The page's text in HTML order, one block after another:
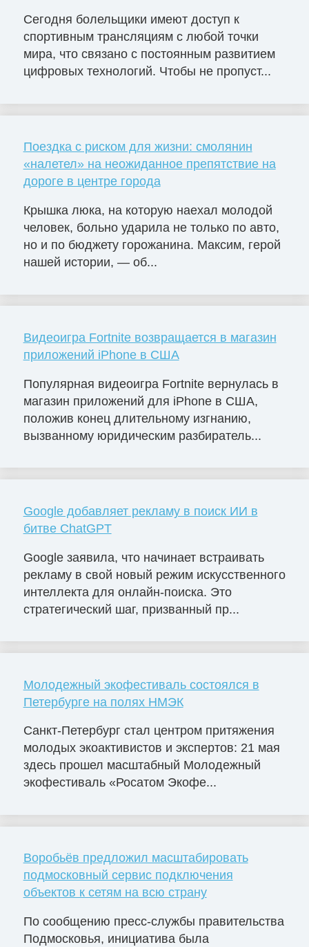
Сегодня болельщики имеют доступ к
спортивным трансляциям с любой точки
мира, что связано с постоянным развитием
цифровых технологий. Чтобы не пропуст...
Поездка с риском для жизни: смолянин
«налетел» на неожиданное препятствие на
дороге в центре города
Крышка люка, на которую наехал молодой
человек, больно ударила не только по авто,
но и по бюджету горожанина. Максим, герой
нашей истории, — об...
Видеоигра Fortnite возвращается в магазин
приложений iPhone в США
Популярная видеоигра Fortnite вернулась в
магазин приложений для iPhone в США,
положив конец длительному изгнанию,
вызванному юридическим разбиратель...
Google добавляет рекламу в поиск ИИ в
битве ChatGPT
Google заявила, что начинает встраивать
рекламу в свой новый режим искусственного
интеллекта для онлайн-поиска. Это
стратегический шаг, призванный пр...
Молодежный экофестиваль состоялся в
Петербурге на полях НМЭК
Санкт-Петербург стал центром притяжения
молодых экоактивистов и экспертов: 21 мая
здесь прошел масштабный Молодежный
экофестиваль «Росатом Экофе...
Воробьёв предложил масштабировать
подмосковный сервис подключения
объектов к сетям на всю страну
По сообщению пресс-службы правительства
Подмосковья, инициатива была